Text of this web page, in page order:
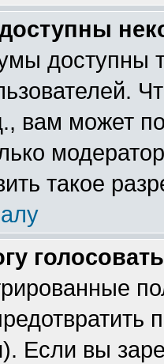
доступны
вам может
такое
Если вы